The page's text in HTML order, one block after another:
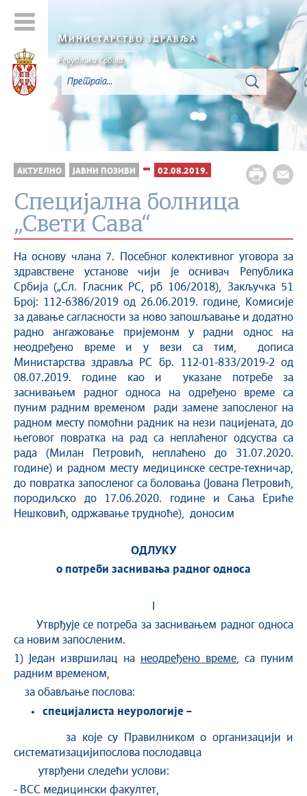
МИНИСТАРСТВО ЗДРАВЉА
Република Србија
АКТУЕЛНО ЈАВНИ ПОЗИВИ 02.08.2019.
Специјална болница
„Свети Сава“
На основу члана 7. Посебног колективног уговора за
здравствене установе чији је оснивач Република
Србија („Сл. Гласник РС, рб 106/2018), Закључка 51
Број: 112-6386/2019 oд 26.06.2019. године, Комисије
за давање сагласности за ново запошљавање и додатно
радно ангажовање пријемонм у радни однос на
неодређено време и у вези са тим, дописа
Министарства здравља РС бр. 112-01-833/2019-2 од
08.07.2019. године као и указане потребе за
заснивањем радног односа на одређено време са
пуним радним временом ради замене запосленог на
радном месту помоћни радник на нези пацијената, до
његовог повратка на рад са неплаћеног одсуства са
рада (Милан Петровић, неплаћено до 31.07.2020.
године) и радном месту медицинске сестре-техничар,
до повратка запосленог са боловања (Јована Петровић,
породиљско до 17.06.2020. године и Сања Ериће
Нешковић, одржавање трудноће), доносим
ОДЛУКУ
о потреби заснивања радног односа
Утврђује се потреба за заснивањем радног односа
са новим запосленим.
1) Један извршилац на неодређено време, са пуним
радним временом,
за обављање послова:
специјалиста неурологије –
за које су Правилником о организацији и
систематизацијипослова послодавца
утврђени следећи услови:
- ВСС медицински факултет,